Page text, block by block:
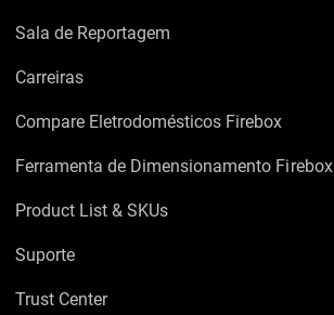
Sala de Reportagem
Carreiras
Compare Eletrodomésticos Firebox
Ferramenta de Dimensionamento Firebox
Product List & SKUs
Suporte
Trust Center